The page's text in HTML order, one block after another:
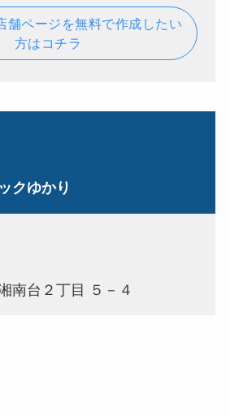
舗ページを無料で作成したい
方はコチラ
クゆかり
南台２丁目 ５－４